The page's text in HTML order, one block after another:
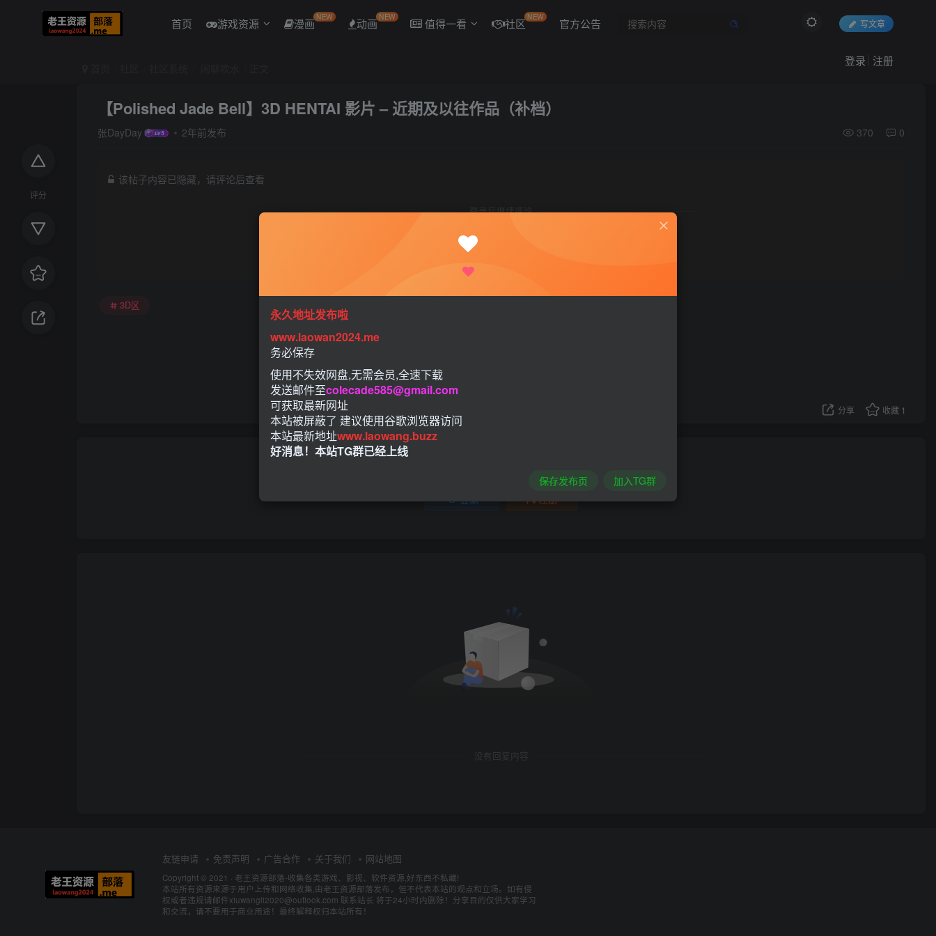
首页 游戏资源 漫画NEW 动画 NEW 值得一看 社区NEW 官方公告 写文章
登录 注册
评分
【Polished Jade Bell】3D HENTAI 影片 – 近期及以往作品（补档）
张DayDay 2年前发布 370 0
该帖子内容已隐藏，请评论后查看
登录后继续评论
登录
3D区
分享 收藏 1
登录 注册
没有回复内容
友链申请 免责声明 广告合作 关于我们 网站地图
Copyright © 2021 · 老王资源部落-收集各类游戏、影视、软件资源,好东西不私藏!
本站所有资源来源于用户上传和网络收集,由老王资源部落发布，但不代表本站的观点和立场。如有侵
权或者违规请邮件xiuwangli2020@outlook.com 联系站长 将于24小时内删除！分享目的仅供大家学习
和交流，请不要用于商业用途！最终解释权归本站所有！
永久地址发布啦
www.laowan2024.me
务必保存
使用不失效网盘,无需会员,全速下载
发送邮件至colecade585@gmail.com
可获取最新网址
本站被屏蔽了 建议使用谷歌浏览器访问
本站最新地址www.laowang.buzz
好消息！本站TG群已经上线
保存发布页 加入TG群